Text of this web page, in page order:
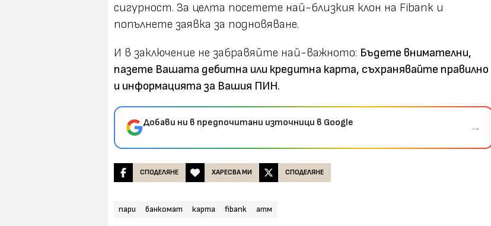
сигурност. За целта посетете най-близкия клон на Fibank и
попълнете заявка за подновяване.
И в заключение не забравяйте най-важното: Бъдете внимателни,
пазете Вашата дебитна или кредитна карта, съхранявайте правилно
и информацията за Вашия ПИН.
Добави ни в предпочитани източници в Google →
СПОДЕЛЯНЕ ХАРЕСВА МИ СПОДЕЛЯНЕ
пари банкомат карта fibank атм